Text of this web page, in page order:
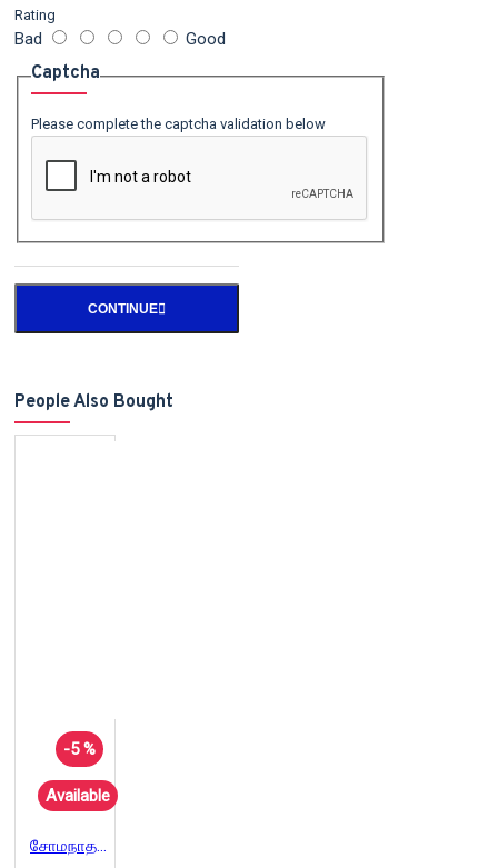
Rating
Bad Good
Captcha
Please complete the captcha validation below
CONTINUE
People Also Bought
-5 %
Available
சோமநாதர்: வரலாற்றின் பல குரல்கள்